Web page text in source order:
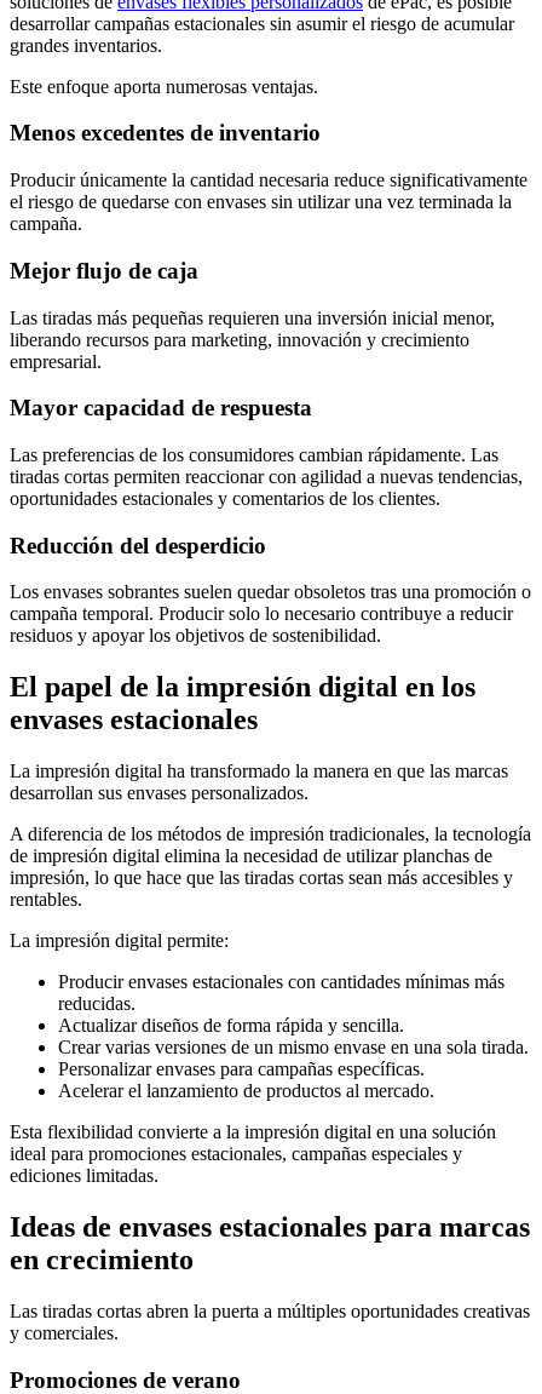
desarrollar campañas estacionales sin asumir el riesgo de acumular
grandes inventarios.
Este enfoque aporta numerosas ventajas.
Menos excedentes de inventario
Producir únicamente la cantidad necesaria reduce significativamente
el riesgo de quedarse con envases sin utilizar una vez terminada la
campaña.
Mejor flujo de caja
Las tiradas más pequeñas requieren una inversión inicial menor,
liberando recursos para marketing, innovación y crecimiento
empresarial.
Mayor capacidad de respuesta
Las preferencias de los consumidores cambian rápidamente. Las
tiradas cortas permiten reaccionar con agilidad a nuevas tendencias,
oportunidades estacionales y comentarios de los clientes.
Reducción del desperdicio
Los envases sobrantes suelen quedar obsoletos tras una promoción o
campaña temporal. Producir solo lo necesario contribuye a reducir
residuos y apoyar los objetivos de sostenibilidad.
El papel de la impresión digital en los
envases estacionales
La impresión digital ha transformado la manera en que las marcas
desarrollan sus envases personalizados.
A diferencia de los métodos de impresión tradicionales, la tecnología
de impresión digital elimina la necesidad de utilizar planchas de
impresión, lo que hace que las tiradas cortas sean más accesibles y
rentables.
La impresión digital permite:
Producir envases estacionales con cantidades mínimas más
reducidas.
Actualizar diseños de forma rápida y sencilla.
Crear varias versiones de un mismo envase en una sola tirada.
Personalizar envases para campañas específicas.
Acelerar el lanzamiento de productos al mercado.
Esta flexibilidad convierte a la impresión digital en una solución
ideal para promociones estacionales, campañas especiales y
ediciones limitadas.
Ideas de envases estacionales para marcas
en crecimiento
Las tiradas cortas abren la puerta a múltiples oportunidades creativas
y comerciales.
Promociones de verano